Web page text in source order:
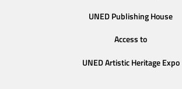
UNED Publishing House
Access to
UNED Artistic Heritage Expo